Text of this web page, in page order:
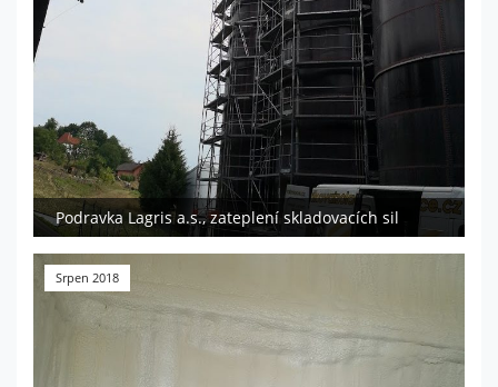
Podravka Lagris a.s., zateplení skladovacích sil
Srpen 2018